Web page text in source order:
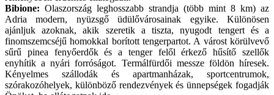
Bibione: Olaszország leghosszabb strandja (több mint 8 km) az
Adria modern, nyüzsgő üdülővárosainak egyike. Különösen
ajánljuk azoknak, akik szeretik a tiszta, nyugodt tengert és a
finomszemcséjű homokkal borított tengerpartot. A várost körülvevő
sűrű pinea fenyőerdők és a tenger felől érkező hűsítő szellők
enyhítik a nyári forróságot. Termálfürdői messze földön híresek.
Kényelmes szállodák és apartmanházak, sportcentrumok,
szórakozóhelyek, különböző rendezvények és ünnepségek fogadják